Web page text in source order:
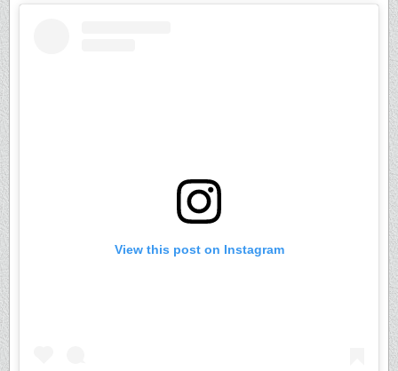
View this post on Instagram